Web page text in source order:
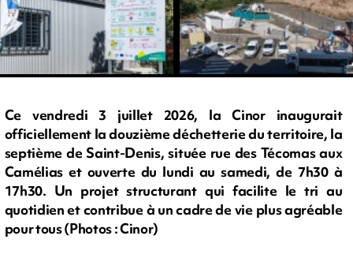
Ce vendredi 3 juillet 2026, la Cinor inaugurait
officiellement la douzième déchetterie du territoire, la
septième de Saint-Denis, située rue des Técomas aux
Camélias et ouverte du lundi au samedi, de 7h30 à
17h30. Un projet structurant qui facilite le tri au
quotidien et contribue à un cadre de vie plus agréable
pour tous (Photos : Cinor)